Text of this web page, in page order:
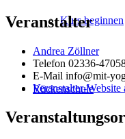
Kurs beginnen
Rückenschule
Veranstalter
Andrea Zöllner
Telefon 02336-
E-Mail info@mit-
Veranstalter-Website